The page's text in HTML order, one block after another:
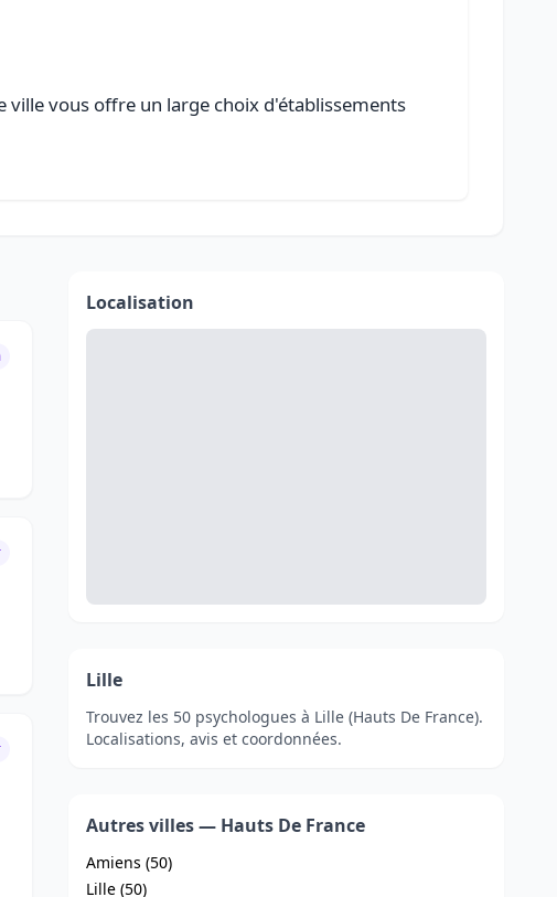
ville vous offre un large choix d'établissements
Localisation
Lille
Trouvez les 50 psychologues à Lille (Hauts De France).
Localisations, avis et coordonnées.
Autres villes — Hauts De France
Amiens (50)
Lille (50)